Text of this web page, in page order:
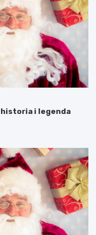
historia i legenda